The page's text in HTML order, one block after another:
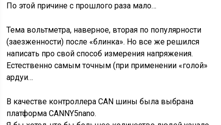
По этой причине с прошлого раза мало…
Тема вольтметра, наверное, вторая по популярности
(заезженности) после «блинка». Но все же решился
написать про свой способ измерения напряжения.
Естественно самым точным (при применении «голой»
ардуи…
В качестве контроллера CAN шины была выбрана
платформа CANNY5nano.